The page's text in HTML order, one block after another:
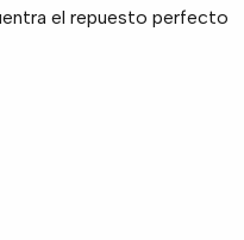
el repuesto perfecto